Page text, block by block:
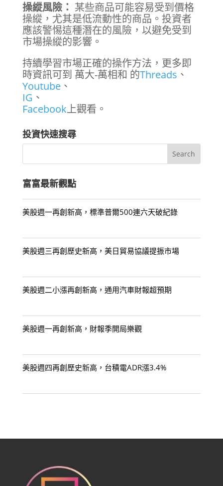
操縱風險： 某些商品可能容易受到價格
操縱，尤其是低流動性的商品。投資者
應該警惕這種潛在的風險，以避免受到
市場操縱的影響。
持續學習市場正確的操作方法，更多即
時資訊可到 萬大-萬相和 的Threads 、
Youtube、
IG 、
Facebook上觀看。
投資快速搜尋
富富最新觀點
美股週一再創新高，標準普爾500連六天破紀錄
美股週三再創歷史新高，美日貿易協議提振市場
美股週二小漲再創新高，通用汽車財報超預期
美股週一再創新高，財報季開局樂觀
美股週四再創歷史新高，台積電ADR漲3.4%